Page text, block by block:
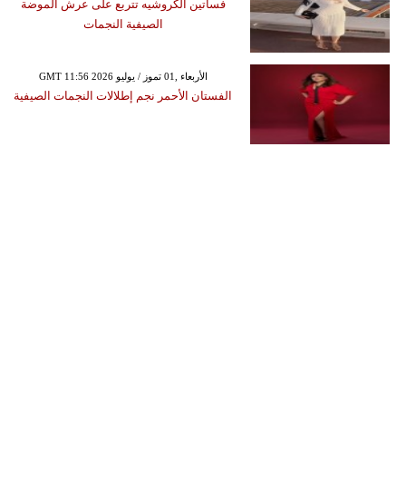
فساتين الكروشيه تتربع على عرش الموضة
الصيفية النجمات
GMT 11:56 2026 الأربعاء ,01 تموز / يوليو
الفستان الأحمر نجم إطلالات النجمات الصيفية